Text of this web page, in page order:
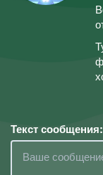
Текст сообщения: